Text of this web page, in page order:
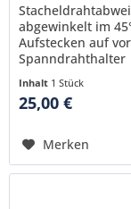
abgewinkelt im
Aufstecken auf
Spanndrahthalter
Inhalt 1 Stück
25,00 €
Merken